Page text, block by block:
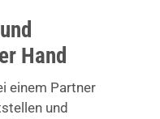
Hand
einem Partner
und